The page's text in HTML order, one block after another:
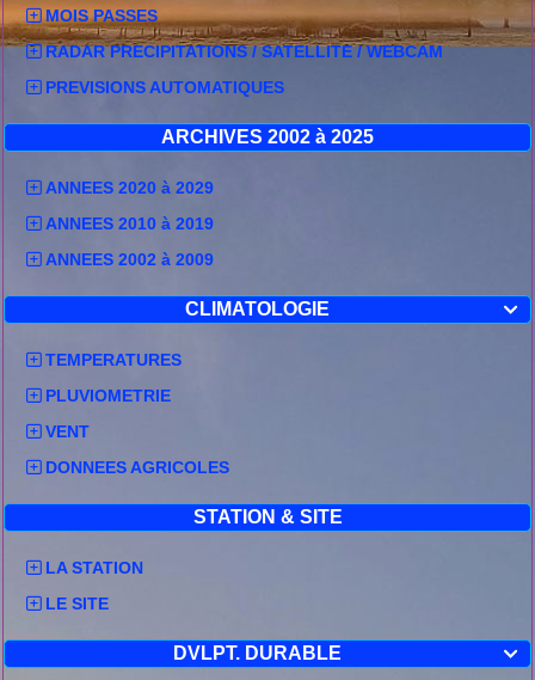
MOIS PASSES
RADAR PRECIPITATIONS / SATELLITE / WEBCAM
PREVISIONS AUTOMATIQUES
ARCHIVES 2002 à 2025
ANNEES 2020 à 2029
ANNEES 2010 à 2019
ANNEES 2002 à 2009

CLIMATOLOGIE
TEMPERATURES
PLUVIOMETRIE
VENT
DONNEES AGRICOLES
STATION & SITE
LA STATION
LE SITE

DVLPT. DURABLE